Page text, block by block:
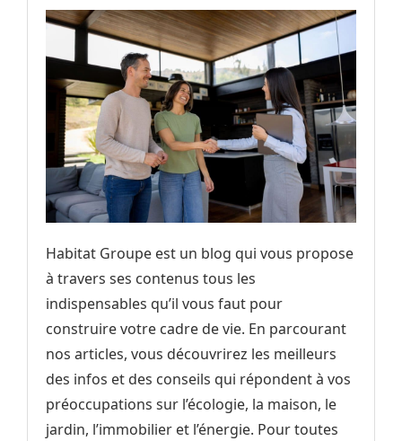
Habitat Groupe est un blog qui vous propose
à travers ses contenus tous les
indispensables qu’il vous faut pour
construire votre cadre de vie. En parcourant
nos articles, vous découvrirez les meilleurs
des infos et des conseils qui répondent à vos
préoccupations sur l’écologie, la maison, le
jardin, l’immobilier et l’énergie. Pour toutes